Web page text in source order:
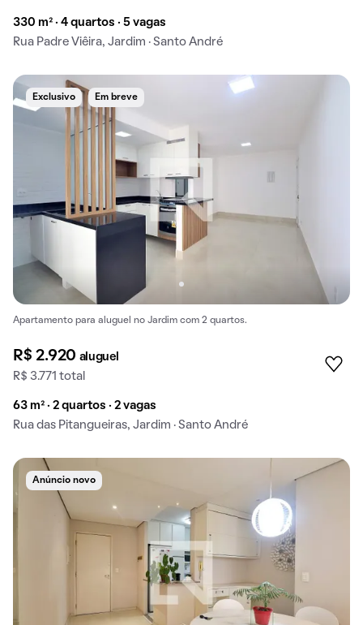
330 m² · 4 quartos · 5 vagas
Rua Padre Viêira, Jardim · Santo André
Exclusivo Em breve
Apartamento para aluguel no Jardim com 2 quartos.
R$ 2.920 aluguel
R$ 3.771 total
63 m² · 2 quartos · 2 vagas
Rua das Pitangueiras, Jardim · Santo André
Anúncio novo